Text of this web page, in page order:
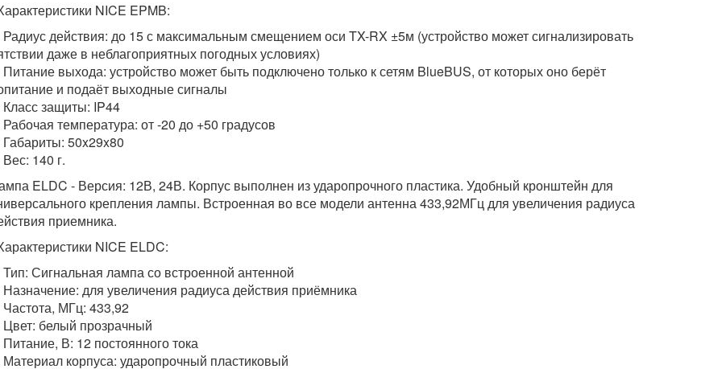
NICE EPMB:
действия: до 15 с максимальным смещением оси TX-RX ±5м (устройство может сигнализировать
даже в неблагоприятных погодных условиях)
выхода: устройство может быть подключено только к сетям BlueBUS, от которых оно берёт
и подаёт выходные сигналы
защиты: IP44
температура: от -20 до +50 градусов
50x29x80
140 г.
ELDC - Версия: 12В, 24В. Корпус выполнен из ударопрочного пластика. Удобный кронштейн для
крепления лампы. Встроенная во все модели антенна 433,92МГц для увеличения радиуса
приемника.
NICE ELDC:
Сигнальная лампа со встроенной антенной
для увеличения радиуса действия приёмника
МГц: 433,92
белый прозрачный
В: 12 постоянного тока
корпуса: ударопрочный пластиковый